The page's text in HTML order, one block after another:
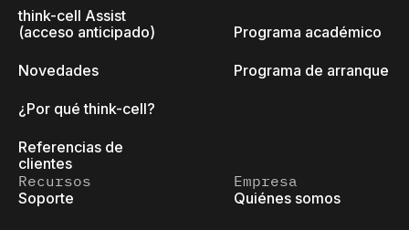
think-cell Assist
(acceso anticipado)
Novedades
¿Por qué think-cell?
Referencias de
clientes
Programa académico
Programa de arranque
Recursos
Soporte
Empresa
Quiénes somos